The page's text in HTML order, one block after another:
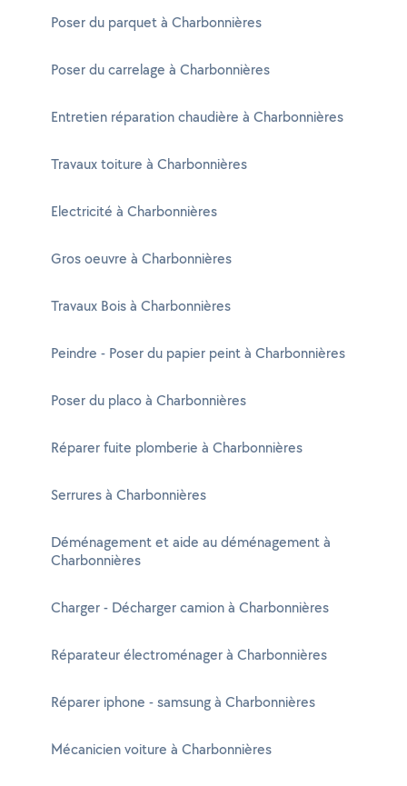
Poser du parquet à Charbonnières
Poser du carrelage à Charbonnières
Entretien réparation chaudière à Charbonnières
Travaux toiture à Charbonnières
Electricité à Charbonnières
Gros oeuvre à Charbonnières
Travaux Bois à Charbonnières
Peindre - Poser du papier peint à Charbonnières
Poser du placo à Charbonnières
Réparer fuite plomberie à Charbonnières
Serrures à Charbonnières
Déménagement et aide au déménagement à
Charbonnières
Charger - Décharger camion à Charbonnières
Réparateur électroménager à Charbonnières
Réparer iphone - samsung à Charbonnières
Mécanicien voiture à Charbonnières